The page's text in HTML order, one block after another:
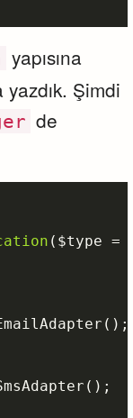
yapısına
yazdık. Şimdi
de
( $type =